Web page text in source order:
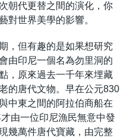
朝代更替之間的演化，你
對世界美學的影響。
，但有趣的是如果想研究
由印尼一個名為勿里洞的
，原來過去一千年來埋藏
的唐代文物。早在公元830
中東之間的阿拉伯商船在
由一位印尼漁民無意中發
幾萬件唐代寶藏，由完整